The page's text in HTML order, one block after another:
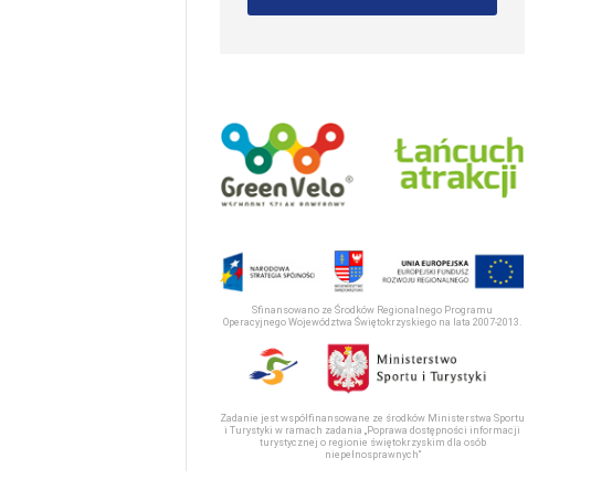
Sfinansowano ze Środków Regionalnego Programu
Operacyjnego Województwa Świętokrzyskiego na lata 2007-2013.
Zadanie jest współfinansowane ze środków Ministerstwa Sportu
i Turystyki w ramach zadania „Poprawa dostępności informacji
turystycznej o regionie świętokrzyskim dla osób
niepełnosprawnych“